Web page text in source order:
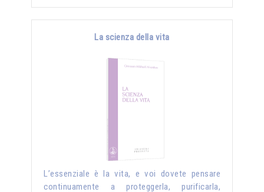
La scienza della vita
L’essenziale è la vita, e voi dovete pensare
continuamente a proteggerla, purificarla,